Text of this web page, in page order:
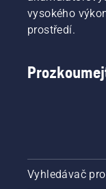
vysokého
prostředí.
Vyhledávač